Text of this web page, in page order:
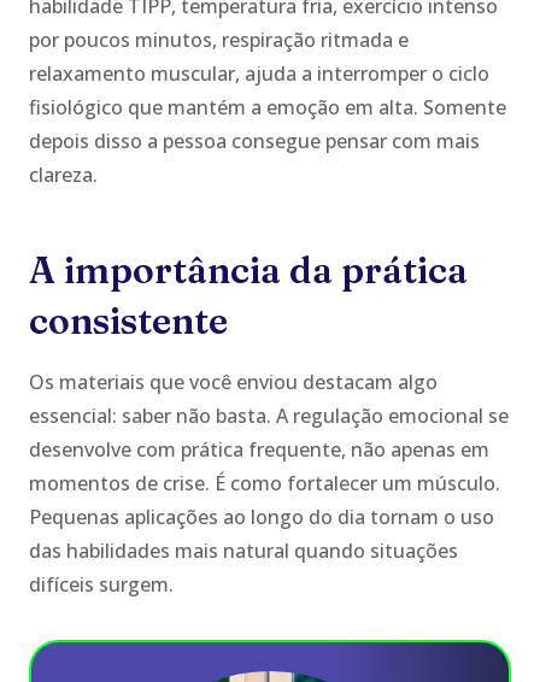
habilidade TIPP, temperatura fria, exercício intenso
por poucos minutos, respiração ritmada e
relaxamento muscular, ajuda a interromper o ciclo
fisiológico que mantém a emoção em alta. Somente
depois disso a pessoa consegue pensar com mais
clareza.
A importância da prática
consistente
Os materiais que você enviou destacam algo
essencial: saber não basta. A regulação emocional se
desenvolve com prática frequente, não apenas em
momentos de crise. É como fortalecer um músculo.
Pequenas aplicações ao longo do dia tornam o uso
das habilidades mais natural quando situações
difíceis surgem.